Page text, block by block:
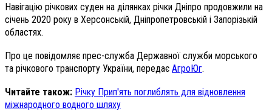
Навігацію річкових суден на ділянках річки Дніпро продовжили на
січень 2020 року в Херсонській, Дніпропетровській і Запорізькій
областях.
Про це повідомляє прес-служба Державної служби морського
та річкового транспорту України, передає АгроЮг.
Читайте також: Річку Прип'ять поглиблять для відновлення
міжнародного водного шляху